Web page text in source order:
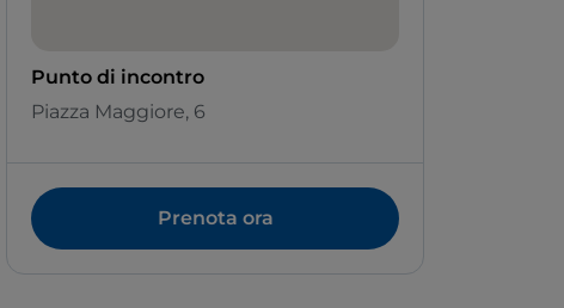
Punto di incontro
Piazza Maggiore, 6
Prenota ora